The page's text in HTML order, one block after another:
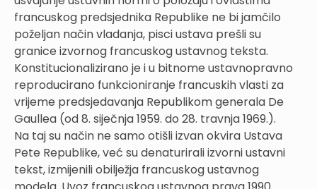
francuskog predsjednika Republike ne bi jamčilo
poželjan način vladanja, pisci ustava prešli su
granice izvornog francuskog ustavnog teksta.
Konstitucionalizirano je i u bitnome ustavnopravno
reproducirano funkcioniranje francuskih vlasti za
vrijeme predsjedavanja Republikom generala De
Gaullea (od 8. siječnja 1959. do 28. travnja 1969.).
Na taj su način ne samo otišli izvan okvira Ustava
Pete Republike, već su denaturirali izvorni ustavni
tekst, izmijenili obilježja francuskog ustavnog